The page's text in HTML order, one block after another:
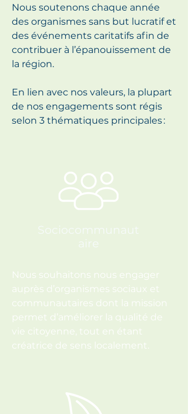
Nous soutenons chaque année
des organismes sans but lucratif et
des événements caritatifs afin de
contribuer à l’épanouissement de
la région.
En lien avec nos valeurs, la plupart
de nos engagements sont régis
selon 3 thématiques principales :
Sociocommunaut
aire
Nous souhaitons nous engager
auprès d’organismes sociaux et
communautaires dont la mission
permet d’améliorer la qualité de
vie citoyenne, tout en étant
créatrice de sens localement.